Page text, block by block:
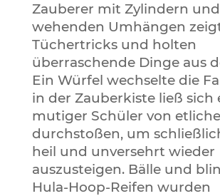
Zauberer mit Zylindern und
wehenden Umhängen
Tüchertricks und holten
überraschende Dinge aus
Ein Würfel wechselte die
in der Zauberkiste ließ sich
mutiger Schüler von
durchstoßen, um
heil und unversehrt wieder
auszusteigen. Bälle und
Hula-Hoop-Reifen wurden